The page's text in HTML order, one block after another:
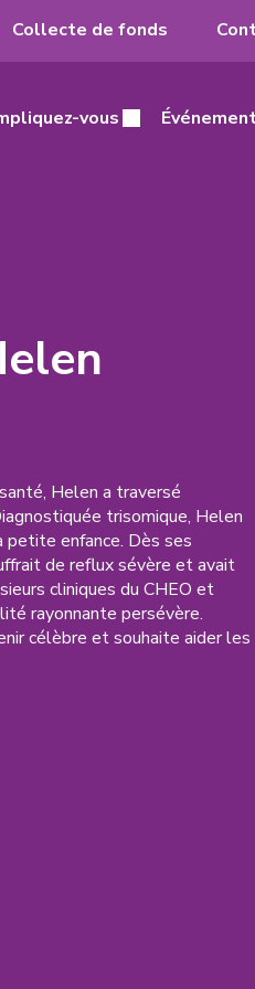
Collecte de fonds
vous
Helen a traversé
trisomique, Helen
enfance. Dès ses
de reflux sévère et avait
cliniques du CHEO et
rayonnante persévère.
célèbre et souhaite aider les